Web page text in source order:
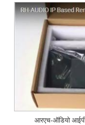
आरएच-ऑडियो